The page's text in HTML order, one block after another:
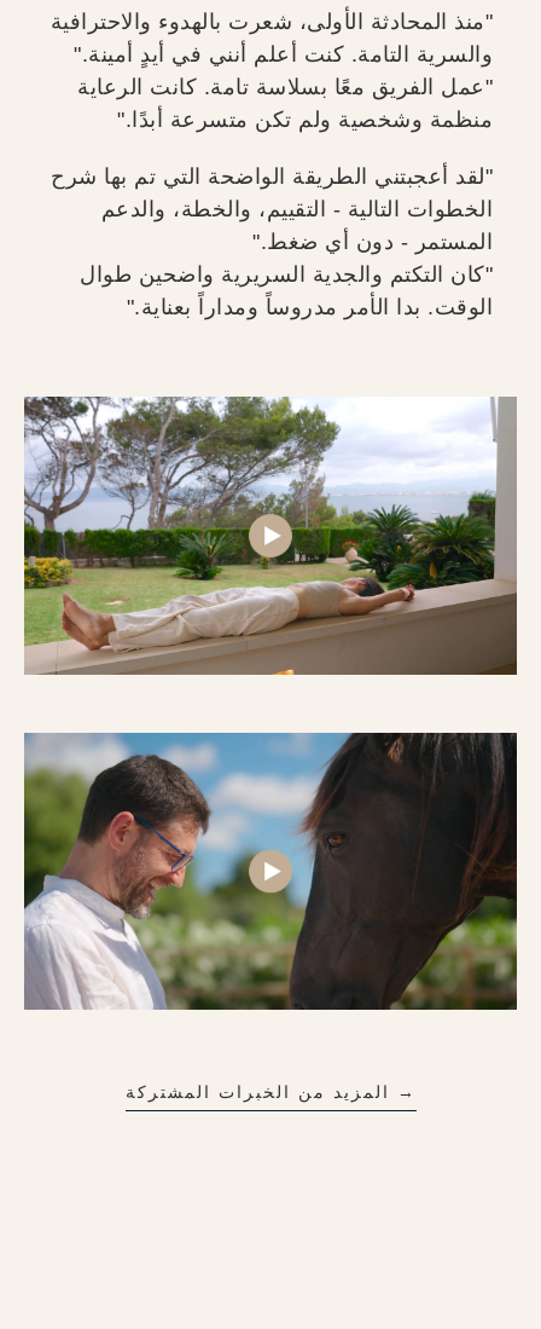
"منذ المحادثة الأولى، شعرت بالهدوء والاحترافية
والسرية التامة. كنت أعلم أنني في أيدٍ أمينة."
"عمل الفريق معًا بسلاسة تامة. كانت الرعاية
منظمة وشخصية ولم تكن متسرعة أبدًا."
"لقد أعجبتني الطريقة الواضحة التي تم بها شرح
الخطوات التالية - التقييم، والخطة، والدعم
المستمر - دون أي ضغط."
"كان التكتم والجدية السريرية واضحين طوال
الوقت. بدا الأمر مدروساً ومداراً بعناية."
→ المزيد من الخبرات المشتركة